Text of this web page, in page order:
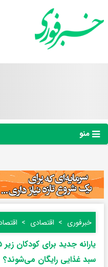
منو
خبرفوری اقتصادی
سبد غذایی رایگان می‌شوند؟